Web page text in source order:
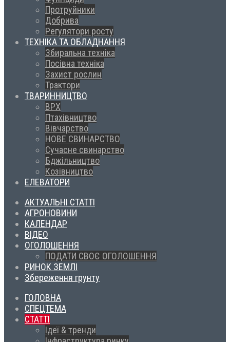
Протруйники
Добрива
Регулятори росту
ТЕХНІКА ТА ОБЛАДНАННЯ
Збиральна техніка
Посівна техніка
Захист рослин
Трактори
ТВАРИННИЦТВО
ВРХ
Птахівництво
Вівчарство
НОВЕ СВИНАРСТВО
Сучасне свинарство
Бджільництво
Козівництво
ЕЛЕВАТОРИ
АКТУАЛЬНІ СТАТТІ
АГРОНОВИНИ
КАЛЕНДАР
ВІДЕО
ОГОЛОШЕННЯ
ПОДАТИ СВОЄ ОГОЛОШЕННЯ
РИНОК ЗЕМЛІ
Збереження грунту
ГОЛОВНА
СПЕЦТЕМА
СТАТТІ
Ідеї & тренди